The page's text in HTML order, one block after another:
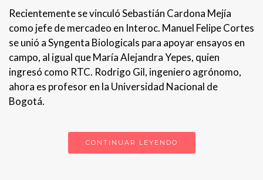
Recientemente se vinculó Sebastián Cardona Mejía
como jefe de mercadeo en Interoc. Manuel Felipe Cortes
se unió a Syngenta Biologicals para apoyar ensayos en
campo, al igual que María Alejandra Yepes, quien
ingresó como RTC. Rodrigo Gil, ingeniero agrónomo,
ahora es profesor en la Universidad Nacional de
Bogotá.
CONTINUAR LEYENDO